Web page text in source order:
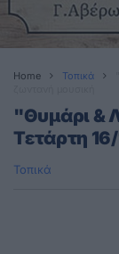
Home Τοπικά
"Θυμάρι &
Τετάρτη
Τοπικά